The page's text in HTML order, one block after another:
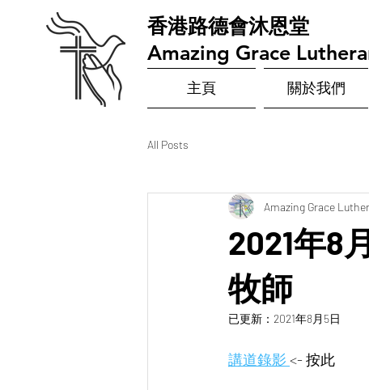
​香港路德會沐恩堂
Amazing Grace
主頁 關於我們
All Posts
2021年8
牧師
Amazing Grace
已更新： 2021年8月5日
講道錄影 <- 按此